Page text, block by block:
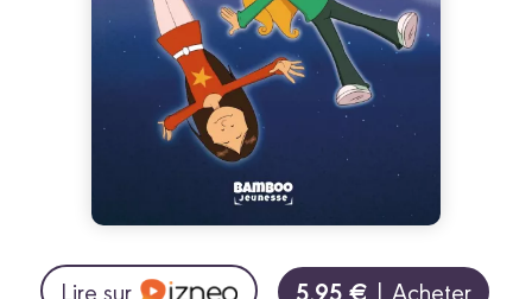
Lire sur 5,95 € | Acheter